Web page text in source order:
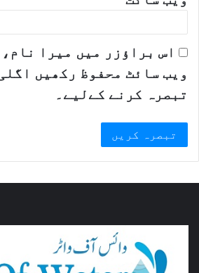
اس براؤزر میں میرا
ویب سائٹ محفوظ رکھیں
تبصرہ کرنے کےلیے۔